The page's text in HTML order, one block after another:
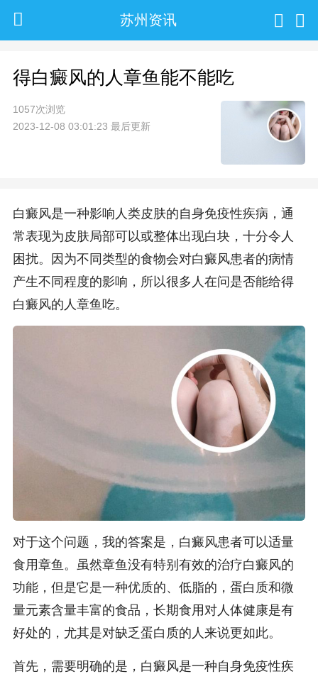
苏州资讯
得白癜风的人章鱼能不能吃
1057次浏览
2023-12-08 03:01:23 最后更新
白癜风是一种影响人类皮肤的自身免疫性疾病，通
常表现为皮肤局部可以或整体出现白块，十分令人
困扰。因为不同类型的食物会对白癜风患者的病情
产生不同程度的影响，所以很多人在问是否能给得
白癜风的人章鱼吃。
对于这个问题，我的答案是，白癜风患者可以适量
食用章鱼。虽然章鱼没有特别有效的治疗白癜风的
功能，但是它是一种优质的、低脂的，蛋白质和微
量元素含量丰富的食品，长期食用对人体健康是有
好处的，尤其是对缺乏蛋白质的人来说更如此。
首先，需要明确的是，白癜风是一种自身免疫性疾